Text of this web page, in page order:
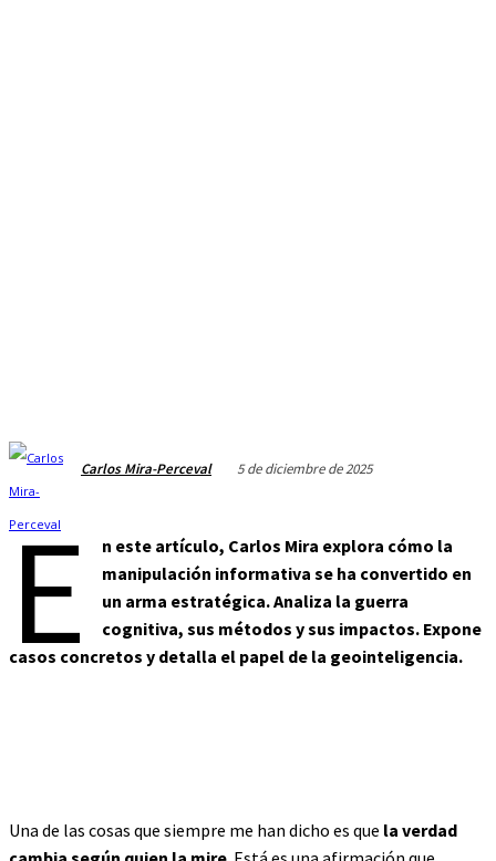
Carlos Mira-Perceval 5 de diciembre de 2025
E
n este artículo, Carlos Mira explora cómo la
manipulación informativa se ha convertido en
un arma estratégica. Analiza la guerra
cognitiva, sus métodos y sus impactos. Expone
casos concretos y detalla el papel de la geointeligencia.
Una de las cosas que siempre me han dicho es que la verdad